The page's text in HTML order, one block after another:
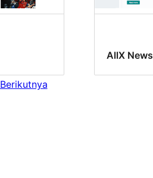
AllX News
Berikutnya